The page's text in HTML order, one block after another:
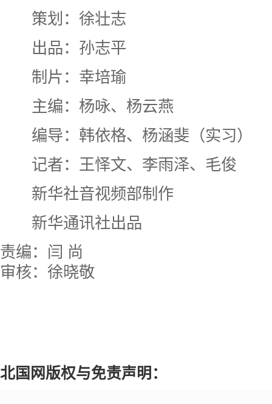
策划：徐壮志
出品：孙志平
制片：幸培瑜
主编：杨咏、杨云燕
编导：韩依格、杨涵斐（实习）
记者：王怿文、李雨泽、毛俊
新华社音视频部制作
新华通讯社出品
责编：闫 尚
审核：徐晓敬
北国网版权与免责声明：